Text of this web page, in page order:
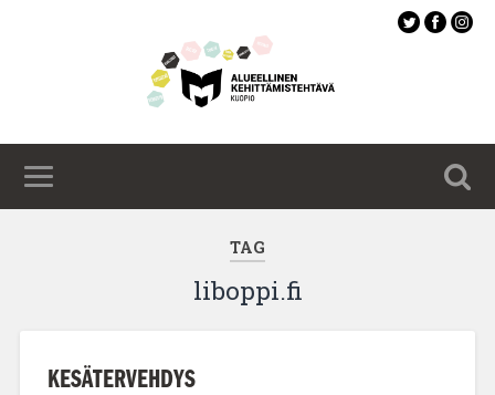
TAG
liboppi.fi
KESÄTERVEHDYS